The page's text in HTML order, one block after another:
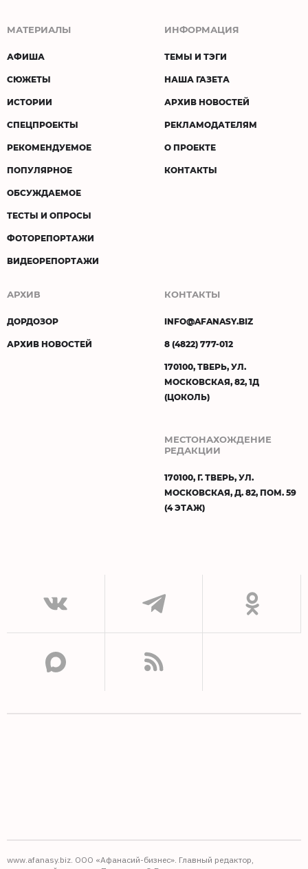
МАТЕРИАЛЫ
АФИША
СЮЖЕТЫ
ИСТОРИИ
СПЕЦПРОЕКТЫ
РЕКОМЕНДУЕМОЕ
ПОПУЛЯРНОЕ
ОБСУЖДАЕМОЕ
ТЕСТЫ И ОПРОСЫ
ФОТОРЕПОРТАЖИ
ВИДЕОРЕПОРТАЖИ
ИНФОРМАЦИЯ
ТЕМЫ И ТЭГИ
НАША ГАЗЕТА
АРХИВ НОВОСТЕЙ
РЕКЛАМОДАТЕЛЯМ
О ПРОЕКТЕ
КОНТАКТЫ
АРХИВ
ДОРДОЗОР
АРХИВ НОВОСТЕЙ
КОНТАКТЫ
INFO@AFANASY.BIZ
8 (4822) 777-012
170100, ТВЕРЬ, УЛ.
МОСКОВСКАЯ, 82, 1Д
(ЦОКОЛЬ)
МЕСТОНАХОЖДЕНИЕ
РЕДАКЦИИ
170100, Г. ТВЕРЬ, УЛ.
МОСКОВСКАЯ, Д. 82, ПОМ. 59
(4 ЭТАЖ)
www.afanasy.biz. ООО «Афанасий-бизнес». Главный редактор,